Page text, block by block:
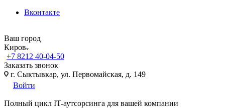
Вконтакте
Ваш город
Киров
+7 8212 40-04-50
Заказать звонок
г. Сыктывкар, ул. Первомайская, д. 149
Войти
Полный цикл IT-аутсорсинга для вашей компании